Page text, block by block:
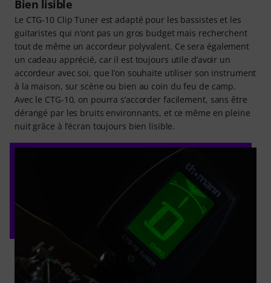
Bien lisible
Le CTG-10 Clip Tuner est adapté pour les bassistes et les
guitaristes qui n’ont pas un gros budget mais recherchent
tout de même un accordeur polyvalent. Ce sera également
un cadeau apprécié, car il est toujours utile d’avoir un
accordeur avec soi, que l’on souhaite utiliser son instrument
à la maison, sur scène ou bien au coin du feu de camp.
Avec le CTG-10, on pourra s’accorder facilement, sans être
dérangé par les bruits environnants, et ce même en pleine
nuit grâce à l’écran toujours bien lisible.